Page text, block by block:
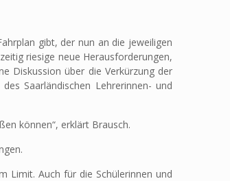
gibt, der nun an die jeweiligen
riesige neue Herausforderungen,
Diskussion über die Verkürzung der
Saarländischen Lehrerinnen- und
können“, erklärt Brausch.
Limit. Auch für die Schülerinnen und